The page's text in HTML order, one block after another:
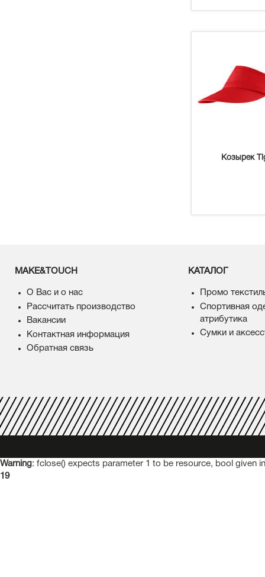
Козырек
MAKE&TOUCH
О Вас и о нас
Рассчитать производство
Вакансии
Контактная информация
Обратная связь
КАТАЛОГ
Промо
Спортивная
атрибутика
Сумки и
Warning: fclose() expects parameter 1 to be resource, bool given
19